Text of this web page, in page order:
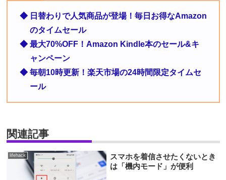
◆ 日替わりで人気商品が登場！毎日お得なAmazon
のタイムセール
◆ 最大70%OFF！Amazon Kindle本のセール&キ
ャンペーン
◆ 毎朝10時更新！楽天市場の24時間限定タイムセ
ール
関連記事
lifehack
スマホを着信させたくないとき
は「機内モード」が便利